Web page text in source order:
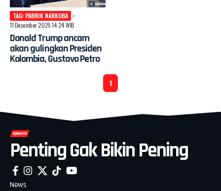
TAG: PABRIK NARKOBA
11 Desember 2025 14:24 WIB
Donald Trump ancam
akan gulingkan Presiden
Kolombia, Gustavo Petro
1
Penting Gak Bikin Pening
News